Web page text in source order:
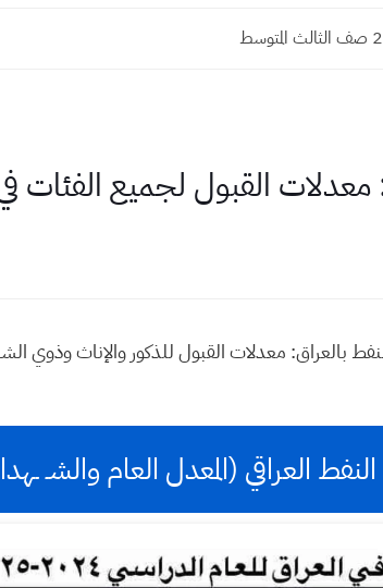
بالعراق: معدلات القبول للذكور والإناث وذوي
العراقي (المعدل العام والشـ